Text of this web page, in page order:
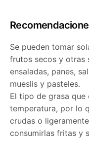
Se pueden tomar
frutos secos y otras
ensaladas, panes,
mueslis y pasteles.
El tipo de grasa que
temperatura, por lo
crudas o
consumirlas fritas y